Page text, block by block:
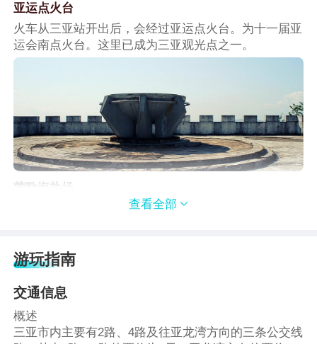
亚运点火台
火车从三亚站开出后，会经过亚运点火台。为十一届亚
运会南点火台。这里已成为三亚观光点之一。
莺歌海盐场
出三亚市区后，会经过一望无际的莺歌海盐场，在华南
查看全部 
游玩指南
交通信息
概述
三亚市内主要有2路、4路及往亚龙湾方向的三条公交线